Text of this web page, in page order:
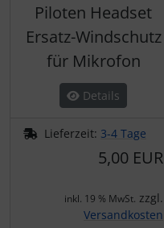
Piloten Headset
Ersatz-Windschutz
für Mikrofon
Details
Lieferzeit: 3-4 Tage
5,00 EUR
inkl. 19 % MwSt. zzgl.
Versandkosten